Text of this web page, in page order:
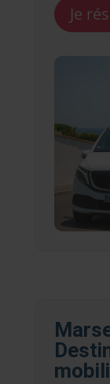
Je